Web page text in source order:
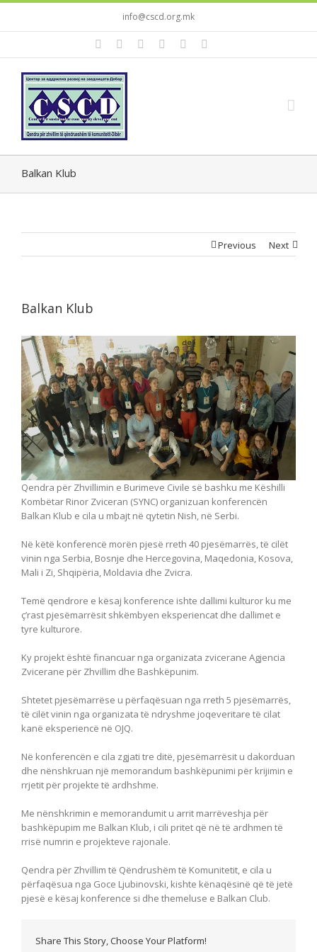
info@cscd.org.mk
Balkan Klub
Previous Next
Balkan Klub
Qendra për Zhvillimin e Burimeve Civile së bashku me Këshilli
Kombëtar Rinor Zviceran (SYNC) organizuan konferencën
Balkan Klub e cila u mbajt në qytetin Nish, në Serbi.
Në këtë konferencë morën pjesë rreth 40 pjesëmarrës, të cilët
vinin nga Serbia, Bosnje dhe Hercegovina, Maqedonia, Kosova,
Mali i Zi, Shqipëria, Moldavia dhe Zvicra.
Temë qendrore e kësaj konference ishte dallimi kulturor ku me
ç’rast pjesëmarrësit shkëmbyen eksperiencat dhe dallimet e
tyre kulturore.
Ky projekt është financuar nga organizata zvicerane Agjencia
Zvicerane për Zhvillim dhe Bashkëpunim.
Shtetet pjesëmarrëse u përfaqësuan nga rreth 5 pjesëmarrës,
të cilët vinin nga organizata të ndryshme joqeveritare të cilat
kanë eksperiencë në OJQ.
Në konferencën e cila zgjati tre ditë, pjesëmarrësit u dakorduan
dhe nënshkruan një memorandum bashkëpunimi për krijimin e
rrjetit për projekte të ardhshme.
Me nënshkrimin e memorandumit u arrit marrëveshja për
bashkëpupim me Balkan Klub, i cili pritet që në të ardhmen të
rrisë numrin e projekteve rajonale.
Qendra për Zhvillim të Qëndrushëm të Komunitetit, e cila u
përfaqësua nga Goce Ljubinovski, kishte kënaqësinë që të jetë
pjesë e kësaj konference si dhe themeluse e Balkan Club.
Share This Story, Choose Your Platform!